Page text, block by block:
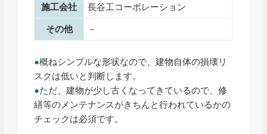
施工会社 長谷工コーポレーション
その他 －
●概ねシンプルな形状なので、建物自体の損壊リ
スクは低いと判断します。
●ただ、建物が少し古くなってきているので、修
繕等のメンテナンスがきちんと行われているかの
チェックは必須です。